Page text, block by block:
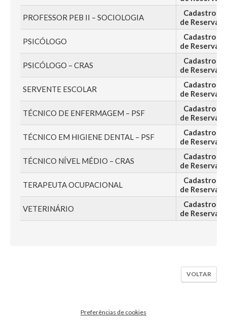
PROFESSOR PEB II – SOCIOLOGIA
Cadastro
de Reserva
PSICÓLOGO
Cadastro
de Reserva
PSICÓLOGO – CRAS
Cadastro
de Reserva
SERVENTE ESCOLAR
Cadastro
de Reserva
TÉCNICO DE ENFERMAGEM – PSF
Cadastro
de Reserva
TÉCNICO EM HIGIENE DENTAL – PSF
Cadastro
de Reserva
TÉCNICO NÍVEL MÉDIO – CRAS
Cadastro
de Reserva
TERAPEUTA OCUPACIONAL
Cadastro
de Reserva
VETERINÁRIO
Cadastro
de Reserva
VOLTAR
Preferências de cookies